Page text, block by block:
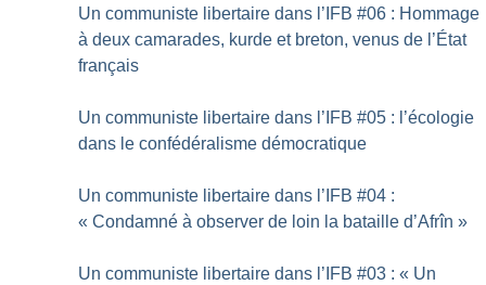
Un communiste libertaire dans l’IFB #06 : Hommage
à deux camarades, kurde et breton, venus de l’État
français
Un communiste libertaire dans l’IFB #05 : l’écologie
dans le confédéralisme démocratique
Un communiste libertaire dans l’IFB #04 :
« Condamné à observer de loin la bataille d’Afrîn »
Un communiste libertaire dans l’IFB #03 : « Un